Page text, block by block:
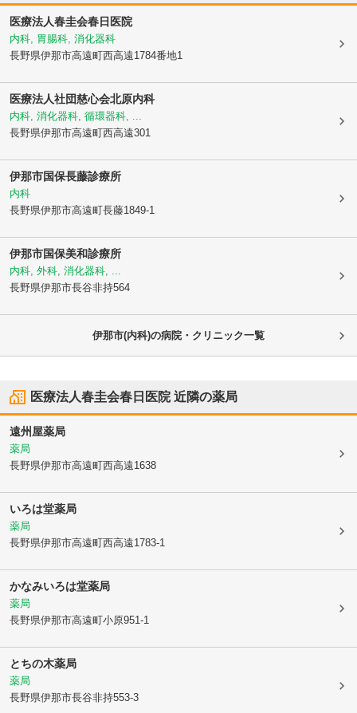
医療法人春圭会春日医院
内科, 胃腸科, 消化器科
長野県伊那市高遠町西高遠1784番地1
医療法人社団慈心会北原内科
内科, 消化器科, 循環器科, ...
長野県伊那市高遠町西高遠301
伊那市国保長藤診療所
内科
長野県伊那市高遠町長藤1849-1
伊那市国保美和診療所
内科, 外科, 消化器科, ...
長野県伊那市長谷非持564
伊那市(内科)の病院・クリニック一覧
医療法人春圭会春日医院近隣の薬局
遠州屋薬局
薬局
長野県伊那市高遠町西高遠1638
いろは堂薬局
薬局
長野県伊那市高遠町西高遠1783-1
かなみいろは堂薬局
薬局
長野県伊那市高遠町小原951-1
とちの木薬局
薬局
長野県伊那市長谷非持553-3